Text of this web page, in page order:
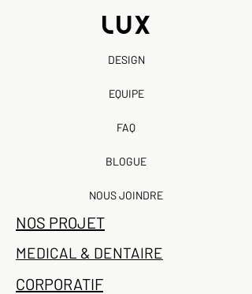
DESIGN
EQUIPE
FAQ
BLOGUE
NOUS JOINDRE
NOS PROJET
MEDICAL & DENTAIRE
CORPORATIF